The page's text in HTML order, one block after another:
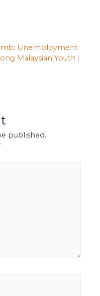
Unemployment
Malaysian Youth |
published.